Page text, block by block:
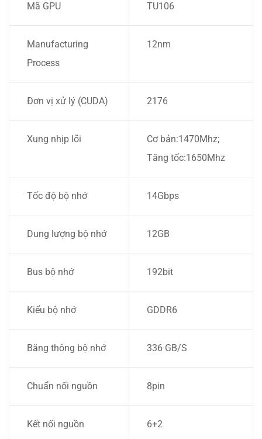
Mã GPU TU106
Manufacturing
Process
12nm
Đơn vị xử lý (CUDA) 2176
Xung nhịp lõi
Cơ bản:1470Mhz;
Tăng tốc:1650Mhz
Tốc độ bộ nhớ 14Gbps
Dung lượng bộ nhớ 12GB
Bus bộ nhớ 192bit
Kiểu bộ nhớ GDDR6
Băng thông bộ nhớ 336 GB/S
Chuẩn nối nguồn 8pin
Kết nối nguồn 6+2